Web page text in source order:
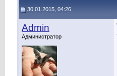
30.01.2015, 04:26
Admin
Администратор